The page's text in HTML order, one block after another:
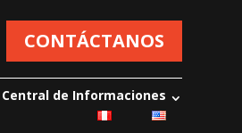
CONTÁCTANOS
Central de Informaciones